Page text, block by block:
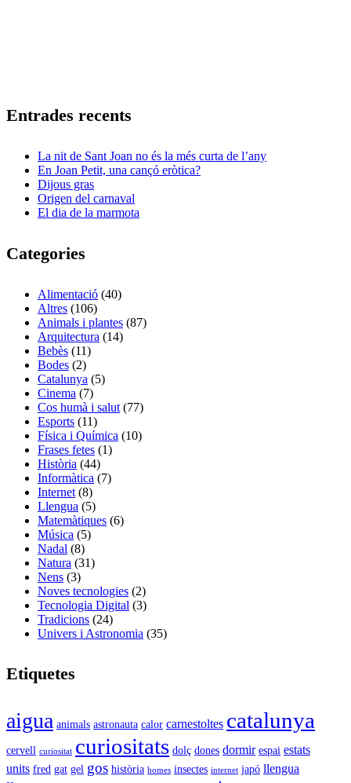
Entrades recents
La nit de Sant Joan no és la més curta de l’any
En Joan Petit, una cançó eròtica?
Dijous gras
Origen del carnaval
El dia de la marmota
Categories
Alimentació (40)
Altres (106)
Animals i plantes (87)
Arquitectura (14)
Bebès (11)
Bodes (2)
Catalunya (5)
Cinema (7)
Cos humà i salut (77)
Esports (11)
Física i Química (10)
Frases fetes (1)
Història (44)
Informàtica (7)
Internet (8)
Llengua (5)
Matemàtiques (6)
Música (5)
Nadal (8)
Natura (31)
Nens (3)
Noves tecnologies (2)
Tecnologia Digital (3)
Tradicions (24)
Univers i Astronomia (35)
Etiquetes
aigua animals astronauta calor carnestoltes catalunya
cervell curiositat curiositats dolç dones dormir espai estats
units fred gat gel gos història homes insectes internet japó llengua